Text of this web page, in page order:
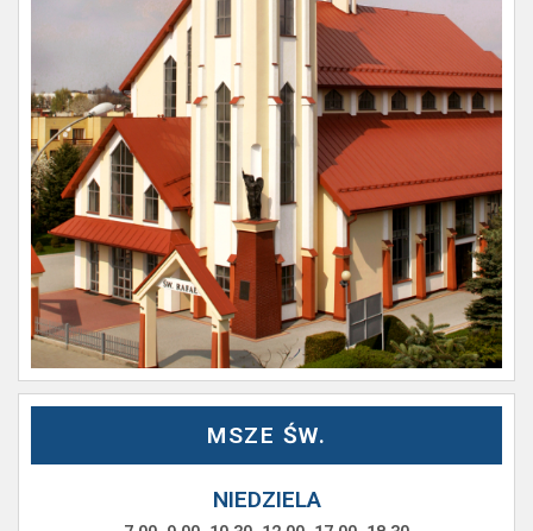
MSZE ŚW.
NIEDZIELA